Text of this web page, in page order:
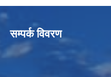
सम्पर्क विवरण